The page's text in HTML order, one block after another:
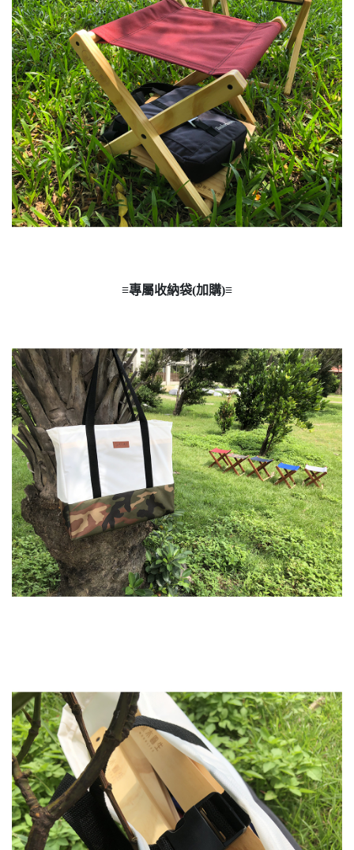
≡專屬收納袋(加購)≡